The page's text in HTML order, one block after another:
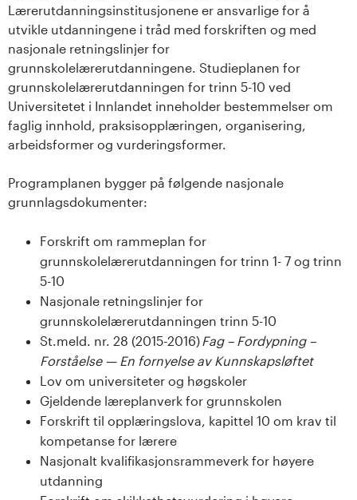
Lærerutdanningsinstitusjonene er ansvarlige for å
utvikle utdanningene i tråd med forskriften og med
nasjonale retningslinjer for
grunnskolelærerutdanningene. Studieplanen for
grunnskolelærerutdanningen for trinn 5-10 ved
Universitetet i Innlandet inneholder bestemmelser om
faglig innhold, praksisopplæringen, organisering,
arbeidsformer og vurderingsformer.
Programplanen bygger på følgende nasjonale
grunnlagsdokumenter:
Forskrift om rammeplan for
grunnskolelærerutdanningen for trinn 1- 7 og trinn
5-10
Nasjonale retningslinjer for
grunnskolelærerutdanningen trinn 5-10
St.meld. nr. 28 (2015-2016)Fag – Fordypning –
Forståelse — En fornyelse av Kunnskapsløftet
Lov om universiteter og høgskoler
Gjeldende læreplanverk for grunnskolen
Forskrift til opplæringslova, kapittel 10 om krav til
kompetanse for lærere
Nasjonalt kvalifikasjonsrammeverk for høyere
utdanning